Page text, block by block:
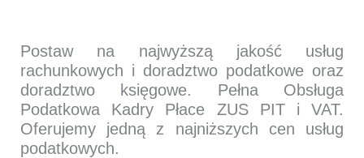
Postaw na najwyższą jakość usług
rachunkowych i doradztwo podatkowe oraz
doradztwo księgowe. Pełna Obsługa
Podatkowa Kadry Płace ZUS PIT i VAT.
Oferujemy jedną z najniższych cen usług
podatkowych.